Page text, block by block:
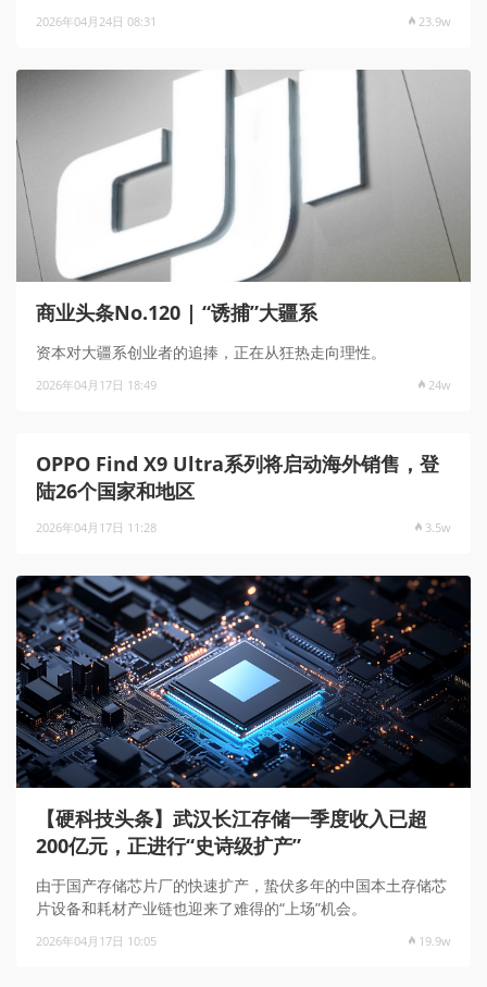
2026年04月24日 08:31 23.9w
商业头条No.120 | “诱捕”大疆系
资本对大疆系创业者的追捧，正在从狂热走向理性。
2026年04月17日 18:49 24w
OPPO Find X9 Ultra系列将启动海外销售，登
陆26个国家和地区
2026年04月17日 11:28 3.5w
【硬科技头条】武汉长江存储一季度收入已超
200亿元，正进行“史诗级扩产”
由于国产存储芯片厂的快速扩产，蛰伏多年的中国本土存储芯
片设备和耗材产业链也迎来了难得的“上场”机会。
2026年04月17日 10:05 19.9w